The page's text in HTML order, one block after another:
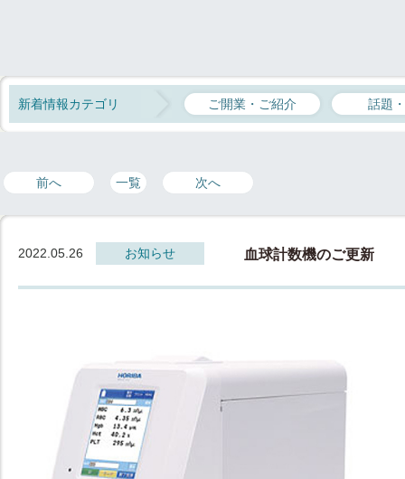
新着情報カテゴリ ご開業・ご紹介 話題
前へ 一覧 次へ
2022.05.26 お知らせ 血球計数機のご更新